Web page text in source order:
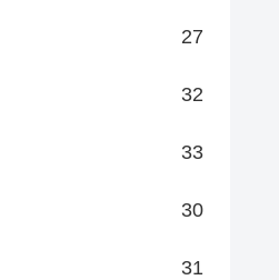
27
32
33
30
31